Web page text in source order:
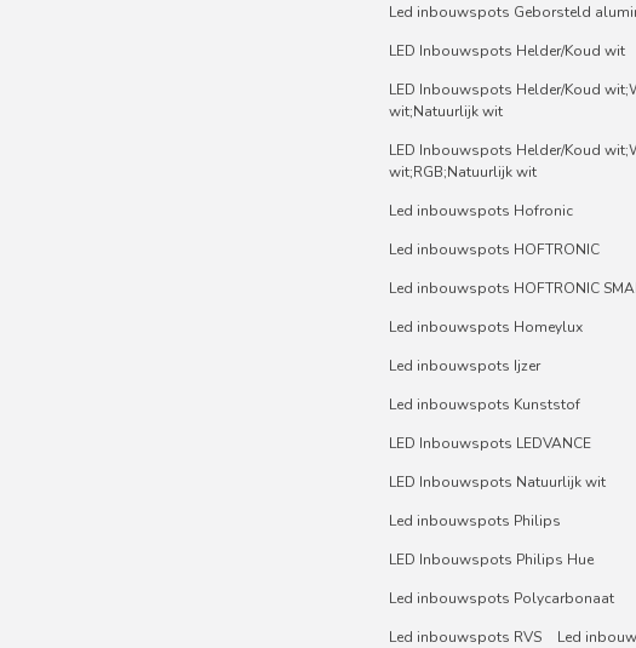
Led inbouwspots Geborsteld
LED Inbouwspots Helder/Koud wit
LED Inbouwspots Helder/Koud
wit;Natuurlijk wit
LED Inbouwspots Helder/Koud
wit;RGB;Natuurlijk wit
Led inbouwspots Hofronic
Led inbouwspots HOFTRONIC
Led inbouwspots HOFTRONIC
Led inbouwspots Homeylux
Led inbouwspots Ijzer
Led inbouwspots Kunststof
LED Inbouwspots LEDVANCE
LED Inbouwspots Natuurlijk wit
Led inbouwspots Philips
LED Inbouwspots Philips Hue
Led inbouwspots Polycarbonaat
Led inbouwspots RVS
Led